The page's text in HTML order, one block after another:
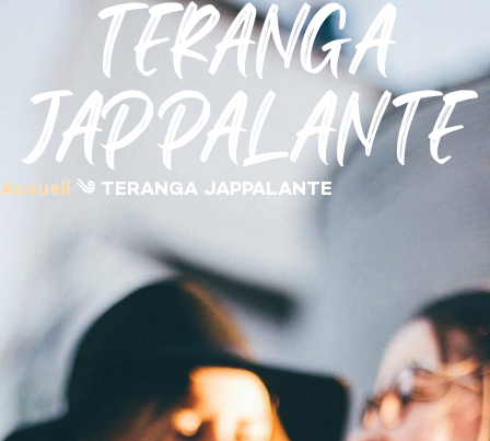
TERANGA
JAPPALANTE
Accueil ༄ TERANGA JAPPALANTE